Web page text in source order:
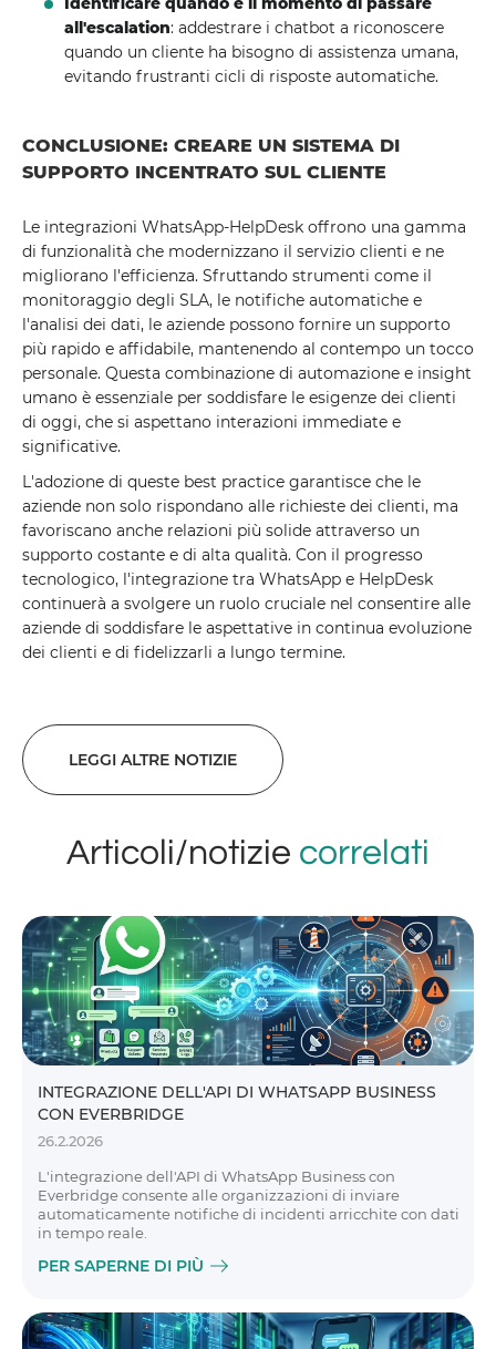
all'escalation: addestrare i chatbot a riconoscere
quando un cliente ha bisogno di assistenza umana,
evitando frustranti cicli di risposte automatiche.
CONCLUSIONE: CREARE UN SISTEMA DI
SUPPORTO INCENTRATO SUL CLIENTE
Le integrazioni WhatsApp-HelpDesk offrono una gamma
di funzionalità che modernizzano il servizio clienti e ne
migliorano l'efficienza. Sfruttando strumenti come il
monitoraggio degli SLA, le notifiche automatiche e
l'analisi dei dati, le aziende possono fornire un supporto
più rapido e affidabile, mantenendo al contempo un tocco
personale. Questa combinazione di automazione e insight
umano è essenziale per soddisfare le esigenze dei clienti
di oggi, che si aspettano interazioni immediate e
significative.
L'adozione di queste best practice garantisce che le
aziende non solo rispondano alle richieste dei clienti, ma
favoriscano anche relazioni più solide attraverso un
supporto costante e di alta qualità. Con il progresso
tecnologico, l'integrazione tra WhatsApp e HelpDesk
continuerà a svolgere un ruolo cruciale nel consentire alle
aziende di soddisfare le aspettative in continua evoluzione
dei clienti e di fidelizzarli a lungo termine.
LEGGI ALTRE NOTIZIE
Articoli/notizie correlati
INTEGRAZIONE DELL'API DI WHATSAPP BUSINESS
CON EVERBRIDGE
26.2.2026
L'integrazione dell'API di WhatsApp Business con
Everbridge consente alle organizzazioni di inviare
automaticamente notifiche di incidenti arricchite con dati
in tempo reale.
PER SAPERNE DI PIÙ